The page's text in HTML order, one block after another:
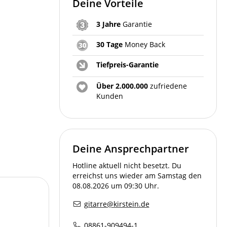
Deine Vorteile
3 Jahre Garantie
30 Tage Money Back
Tiefpreis-Garantie
Über 2.000.000 zufriedene
Kunden
Deine Ansprechpartner
Hotline aktuell nicht besetzt. Du
erreichst uns wieder am Samstag den
08.08.2026 um 09:30 Uhr.
gitarre@kirstein.de